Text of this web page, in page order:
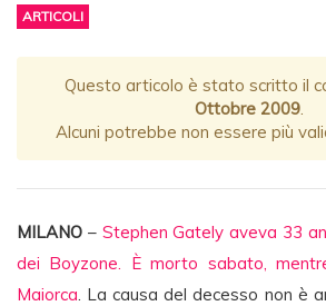
ARTICOLI
Questo articolo è stato scritto il
Ottobre 2009.
Alcuni potrebbe non essere più
MILANO – Stephen Gately aveva 33
dei Boyzone. È morto sabato,
Maiorca. La causa del decesso non è